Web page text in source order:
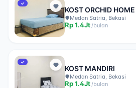
✓
KOST ORCHID HOME
Medan Satria, Bekasi
Rp1.4Jt/bulan
✓
KOST MANDIRI
Medan Satria, Bekasi
Rp1.4Jt/bulan